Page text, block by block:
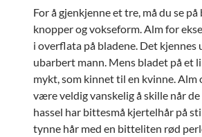
For å gjenkjenne et tre, må du se på
knopper og vokseform. Alm for
i overflata på bladene. Det kjennes
ubarbert mann. Mens bladet på et
mykt, som kinnet til en kvinne. Alm
være veldig vanskelig å skille når de
hassel har bittesmå kjertelhår på
tynne hår med en bitteliten rød